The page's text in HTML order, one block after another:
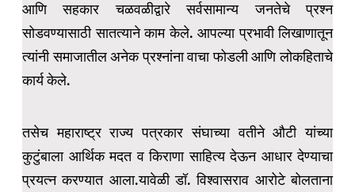
आणि सहकार चळवळीद्वारे सर्वसामान्य जनतेचे प्रश्न
सोडवण्यासाठी सातत्याने काम केले. आपल्या प्रभावी लिखाणातून
त्यांनी समाजातील अनेक प्रश्नांना वाचा फोडली आणि लोकहिताचे
कार्य केले.
तसेच महाराष्ट्र राज्य पत्रकार संघाच्या वतीने औटी यांच्या
कुटुंबाला आर्थिक मदत व किराणा साहित्य देऊन आधार देण्याचा
प्रयत्न करण्यात आला.यावेळी डॉ. विश्वासराव आरोटे बोलताना